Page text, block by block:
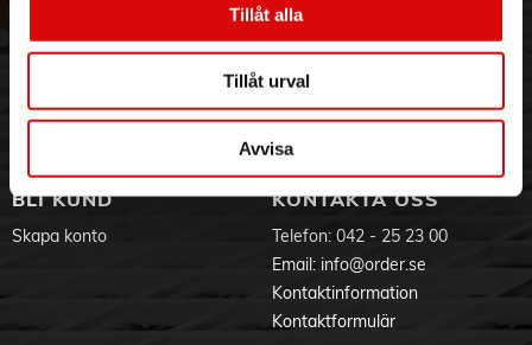
Tillåt alla
Tillåt urval
Avvisa
Visselblåsning
Aktuellt på Order
Ansökan om RMA
Godsefterlysning & Felleverans
Integritetspolicy
Om cookies
BLI KUND
Skapa konto
KONTAKTA OSS
Telefon: 042 - 25 23 00
Email: info@order.se
Kontaktinformation
Kontaktformulär